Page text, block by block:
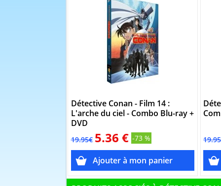
Détective Conan - Film 14 :
L'arche du ciel - Combo Blu-ray +
DVD
19.95€ 5.36 € -73 %